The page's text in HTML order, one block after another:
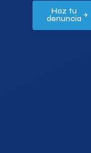
Haz tu
denuncia